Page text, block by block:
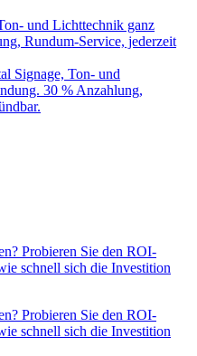
und Lichttechnik ganz
Rundum-Service, jederzeit
Signage, Ton- und
30 % Anzahlung,
Probieren Sie den ROI-
schnell sich die Investition
Probieren Sie den ROI-
schnell sich die Investition